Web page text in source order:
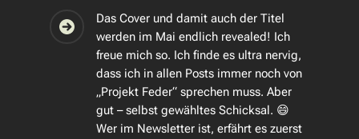
Das Cover und damit auch der Titel
werden im Mai endlich revealed! Ich
freue mich so. Ich finde es ultra nervig,
dass ich in allen Posts immer noch von
„Projekt Feder“ sprechen muss. Aber
gut – selbst gewähltes Schicksal. 😄
Wer im Newsletter ist, erfährt es zuerst